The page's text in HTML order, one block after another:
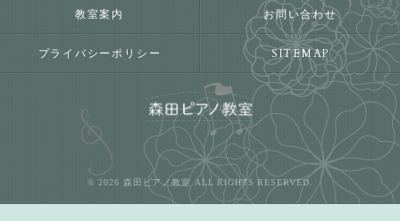
教室案内 お問い合わせ
プライバシーポリシー SITEMAP
© 2026 森田ピアノ教室 ALL RIGHTS RESERVED.